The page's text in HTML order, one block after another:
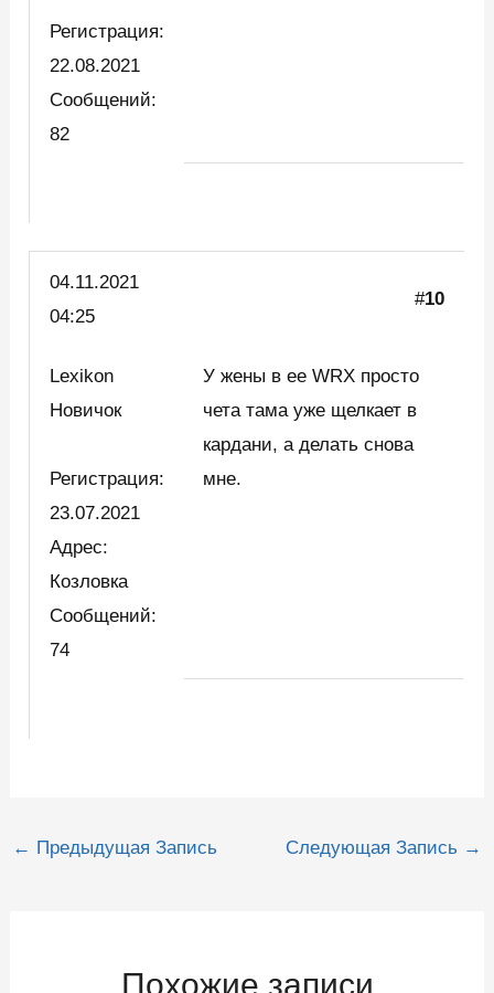
Регистрация:
22.08.2021
Сообщений:
82
04.11.2021
04:25
#10
Lexikon
Новичок
Регистрация:
23.07.2021
Адрес:
Козловка
Сообщений:
74
У жены в ее WRX просто
чета тама уже щелкает в
кардани, а делать снова
мне.
Навигация
← Предыдущая Запись Следующая Запись →
Похожие записи